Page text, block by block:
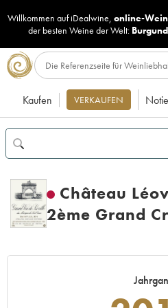
Willkommen auf iDealwine, online-
der besten Weine der Welt: Burgund
Kaufen VERKAUFEN
Château
2ème Grand